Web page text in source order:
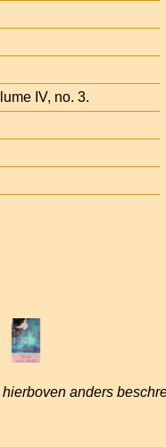
IV, no. 3.
anders